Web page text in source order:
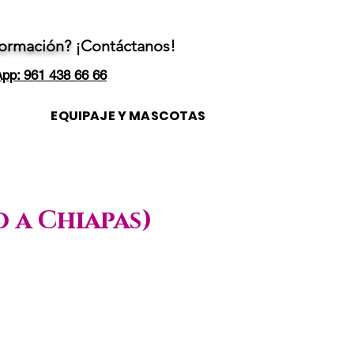
¡Contáctanos!
961 438 66 66
EQUIPAJE Y MASCOTAS
Chiapas)